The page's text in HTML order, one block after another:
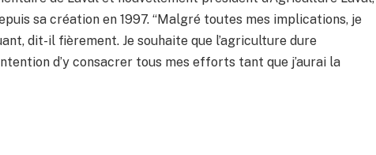
sa création en 1997. “Malgré toutes mes implications, je
dit-il fièrement. Je souhaite que l’agriculture dure
d’y consacrer tous mes efforts tant que j’aurai la